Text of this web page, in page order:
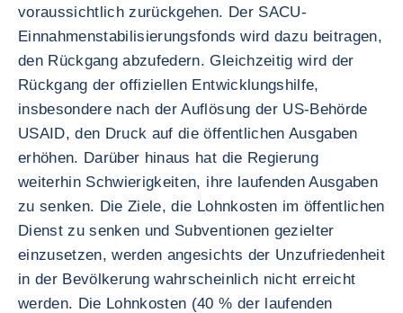
voraussichtlich zurückgehen. Der SACU-
Einnahmenstabilisierungsfonds wird dazu beitragen,
den Rückgang abzufedern. Gleichzeitig wird der
Rückgang der offiziellen Entwicklungshilfe,
insbesondere nach der Auflösung der US-Behörde
USAID, den Druck auf die öffentlichen Ausgaben
erhöhen. Darüber hinaus hat die Regierung
weiterhin Schwierigkeiten, ihre laufenden Ausgaben
zu senken. Die Ziele, die Lohnkosten im öffentlichen
Dienst zu senken und Subventionen gezielter
einzusetzen, werden angesichts der Unzufriedenheit
in der Bevölkerung wahrscheinlich nicht erreicht
werden. Die Lohnkosten (40 % der laufenden